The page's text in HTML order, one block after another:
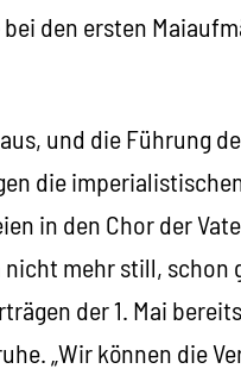
den ersten
und die Führung
die
in den Chor der
nicht mehr still, schon
der 1. Mai
„Wir können die